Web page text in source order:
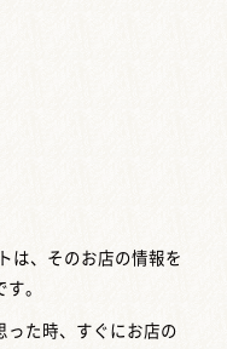
は、そのお店の情報を
。
った時、すぐにお店の